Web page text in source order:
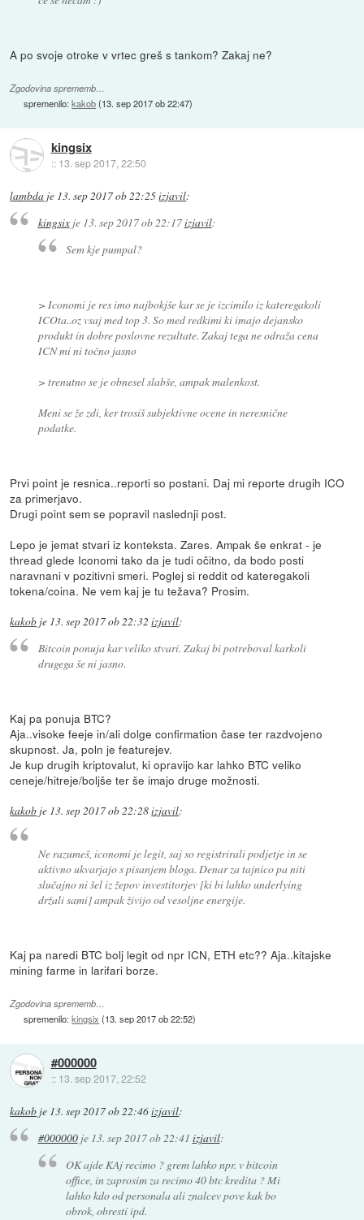
A po svoje otroke v vrtec greš s tankom? Zakaj ne?
Zgodovina sprememb…
spremenilo:kakob(13. sep 2017 ob 22:47)
kingsix
:: 13. sep 2017, 22:50
lambda je 13. sep 2017 ob 22:25izjavil:
kingsixje 13. sep 2017 ob 22:17izjavil:
Sem kje pumpal?
> Iconomi je res imo najbokjše kar se je izcimilo iz kateregakoli
ICOta..oz vsaj med top 3. So med redkimi ki imajo dejansko
produkt in dobre poslovne rezultate. Zakaj tega ne odraža cena
ICN mi ni točno jasno
> trenutno se je obnesel slabše, ampak malenkost.
Meni se že zdi, ker trosiš subjektivne ocene in neresnične
podatke.
Prvi point je resnica..reporti so postani. Daj mi reporte drugih ICO
za primerjavo.
Drugi point sem se popravil naslednji post.
Lepo je jemat stvari iz konteksta. Zares. Ampak še enkrat - je
thread glede Iconomi tako da je tudi očitno, da bodo posti
naravnani v pozitivni smeri. Poglej si reddit od kateregakoli
tokena/coina. Ne vem kaj je tu težava? Prosim.
kakob je 13. sep 2017 ob 22:32 izjavil:
Bitcoin ponuja kar veliko stvari. Zakaj bi potreboval karkoli
drugega še ni jasno.
Kaj pa ponuja BTC?
Aja..visoke feeje in/ali dolge confirmation čase ter razdvojeno
skupnost. Ja, poln je featurejev.
Je kup drugih kriptovalut, ki opravijo kar lahko BTC veliko
ceneje/hitreje/boljše ter še imajo druge možnosti.
kakob je 13. sep 2017 ob 22:28izjavil:
Ne razumeš, iconomi je legit, saj so registrirali podjetje in se
aktivno ukvarjajo s pisanjem bloga. Denar za tajnico pa niti
slučajno ni šel iz žepov investitorjev [ki bi lahko underlying
držali sami] ampak živijo od vesoljne energije.
Kaj pa naredi BTC bolj legit od npr ICN, ETH etc?? Aja..kitajske
mining farme in larifari borze.
Zgodovina sprememb…
spremenilo:kingsix (13. sep 2017 ob 22:52)
#000000
:: 13. sep 2017, 22:52
kakob je 13. sep 2017 ob 22:46izjavil:
#000000je 13. sep 2017 ob 22:41 izjavil:
OK ajde KAj recimo ? grem lahko npr. v bitcoin
office, in zaprosim za recimo 40 btc kredita ? Mi
lahko kdo od personala ali znalcev pove kak bo
obrok, obresti ipd.